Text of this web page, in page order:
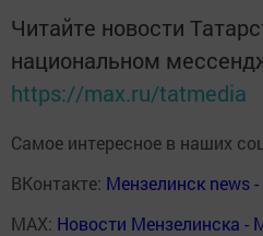
Читайте новости
национальном
https://max.ru/tatmedia
Самое интересное в наших
ВКонтакте: Мензелинск news
MAX: Новости Мензелинска -